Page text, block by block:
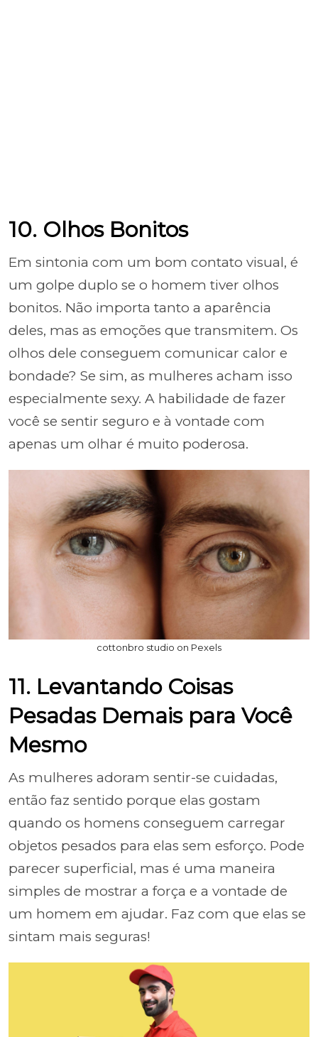
10. Olhos Bonitos
Em sintonia com um bom contato visual, é
um golpe duplo se o homem tiver olhos
bonitos. Não importa tanto a aparência
deles, mas as emoções que transmitem. Os
olhos dele conseguem comunicar calor e
bondade? Se sim, as mulheres acham isso
especialmente sexy. A habilidade de fazer
você se sentir seguro e à vontade com
apenas um olhar é muito poderosa.
cottonbro studio on Pexels
11. Levantando Coisas
Pesadas Demais para Você
Mesmo
As mulheres adoram sentir-se cuidadas,
então faz sentido porque elas gostam
quando os homens conseguem carregar
objetos pesados para elas sem esforço. Pode
parecer superficial, mas é uma maneira
simples de mostrar a força e a vontade de
um homem em ajudar. Faz com que elas se
sintam mais seguras!